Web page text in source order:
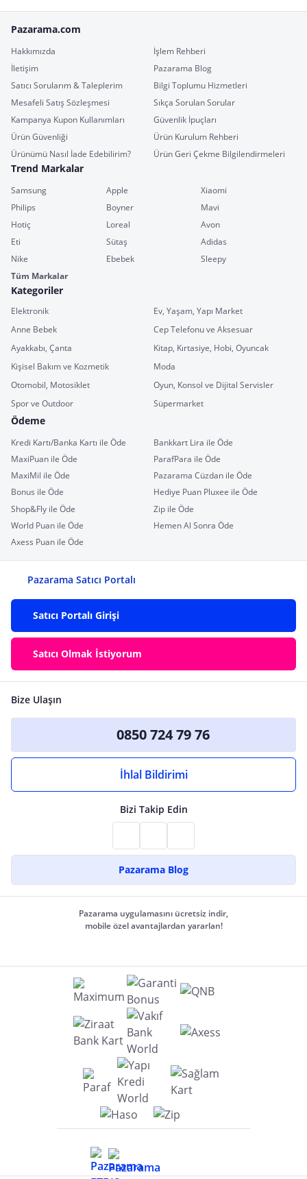
Pazarama.com
Hakkımızda
İşlem Rehberi
İletişim
Pazarama Blog
Satıcı Sorularım & Taleplerim
Bilgi Toplumu Hizmetleri
Mesafeli Satış Sözleşmesi
Sıkça Sorulan Sorular
Kampanya Kupon Kullanımları
Güvenlik İpuçları
Ürün Güvenliği
Ürün Kurulum Rehberi
Ürünümü Nasıl İade Edebilirim?
Ürün Geri Çekme Bilgilendirmeleri
Trend Markalar
Samsung Apple
Xiaomi
Philips
Boyner
Mavi
Hotiç
Loreal
Avon
Eti
Sütaş
Adidas
Nike
Ebebek
Sleepy
Tüm Markalar
Kategoriler
Elektronik
Ev, Yaşam, Yapı Market
Anne Bebek
Cep Telefonu ve Aksesuar
Ayakkabı, Çanta
Kitap, Kırtasiye, Hobi, Oyuncak
Kişisel Bakım ve Kozmetik
Moda
Otomobil, Motosiklet
Oyun, Konsol ve Dijital Servisler
Spor ve Outdoor
Süpermarket
Ödeme
Kredi Kartı/Banka Kartı ile Öde
Bankkart Lira ile Öde
MaxiPuan ile Öde
ParafPara ile Öde
MaxiMil ile Öde
Pazarama Cüzdan ile Öde
Bonus ile Öde
Hediye Puan Pluxee ile Öde
Shop&Fly ile Öde
Zip ile Öde
World Puan ile Öde
Hemen Al Sonra Öde
Axess Puan ile Öde
Pazarama Satıcı Portalı
Satıcı Portalı Girişi
Satıcı Olmak İstiyorum
Bize Ulaşın
0850 724 79 76
İhlal Bildirimi
Bizi Takip Edin
Pazarama Blog
Pazarama uygulamasını ücretsiz indir,
mobile özel avantajlardan yararlan!